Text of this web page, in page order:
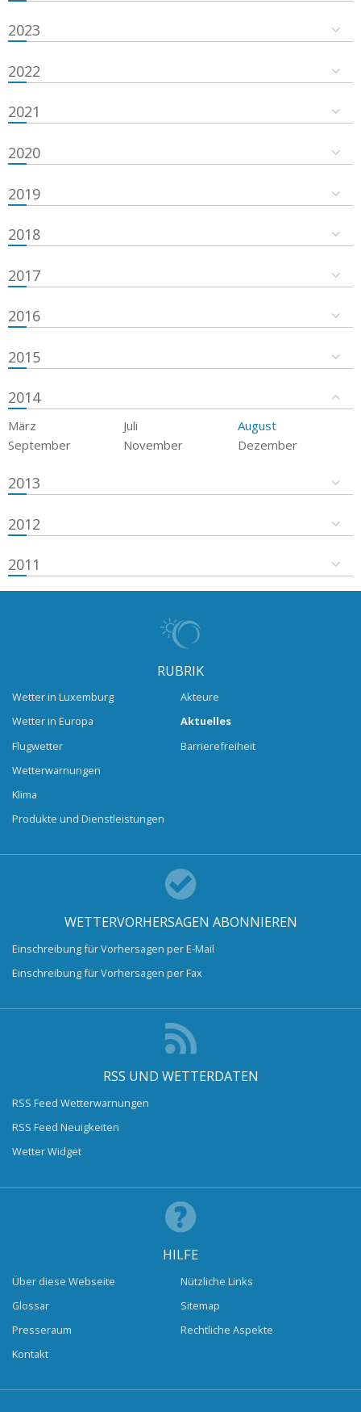
2023
2022
2021
2020
2019
2018
2017
2016
2015
2014
März Juli
August
September
November Dezember
2013
2012
2011
RUBRIK
Wetter in Luxemburg
Wetter in Europa
Flugwetter
Wetterwarnungen
Klima
Produkte und Dienstleistungen
Akteure
Aktuelles
Barrierefreiheit
WETTERVORHERSAGEN ABONNIEREN
Einschreibung für Vorhersagen per E-Mail
Einschreibung für Vorhersagen per Fax
RSS UND WETTERDATEN
RSS Feed Wetterwarnungen
RSS Feed Neuigkeiten
Wetter Widget
HILFE
Über diese Webseite
Glossar
Presseraum
Kontakt
Nützliche Links
Sitemap
Rechtliche Aspekte